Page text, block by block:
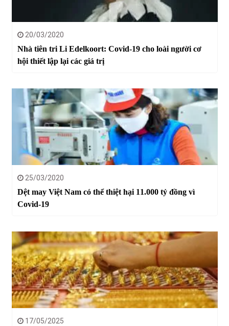
20/03/2020
Nhà tiên tri Li Edelkoort: Covid-19 cho loài người cơ
hội thiết lập lại các giá trị
25/03/2020
Dệt may Việt Nam có thể thiệt hại 11.000 tỷ đồng vì
Covid-19
17/05/2025